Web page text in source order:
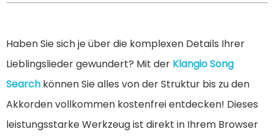
Haben Sie sich je über die komplexen Details Ihrer
Lieblingslieder gewundert? Mit der Klangio Song
Search können Sie alles von der Struktur bis zu den
Akkorden vollkommen kostenfrei entdecken! Dieses
leistungsstarke Werkzeug ist direkt in Ihrem Browser